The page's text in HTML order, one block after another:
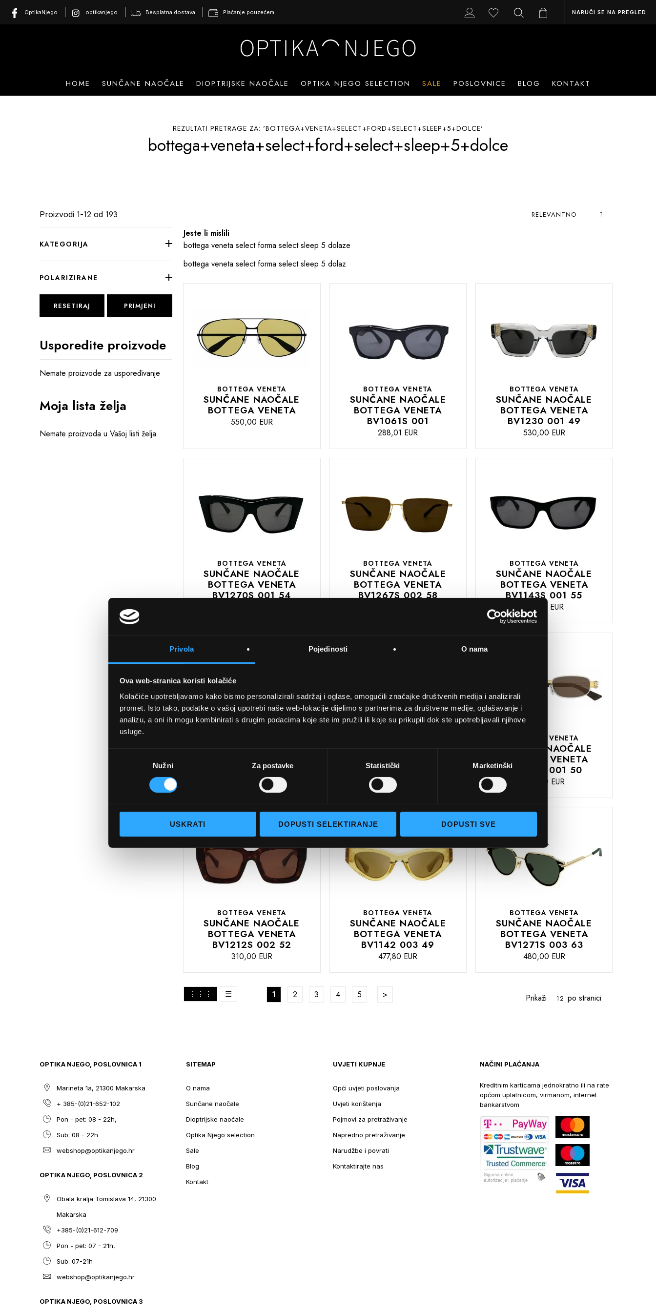
Privola Pojedinosti O nama
Ova web-stranica koristi kolačiće
Kolačiće upotrebljavamo kako bismo personalizirali sadržaj i oglase, omogućili značajke društvenih medija i analizirali
promet. Isto tako, podatke o vašoj upotrebi naše web-lokacije dijelimo s partnerima za društvene medije, oglašavanje i
analizu, a oni ih mogu kombinirati s drugim podacima koje ste im pružili ili koje su prikupili dok ste upotrebljavali njihove
usluge.
Nužni Za postavke Statistički Marketinški
USKRATI DOPUSTI SELEKTIRANJE DOPUSTI SVE
OptikaNjego optikanjego Besplatna dostava Plaćanje pouzećem NARUČI SE NA PREGLED
HOME SUNČANE NAOČALE DIOPTRIJSKE NAOČALE OPTIKA NJEGO SELECTION SALE POSLOVNICE BLOG KONTAKT
REZULTATI PRETRAGE ZA: 'BOTTEGA+VENETA+SELECT+FORD+SELECT+SLEEP+5+DOLCE'
bottega+veneta+select+ford+select+sleep+5+dolce
Proizvodi 1-12 od 193 Sortiraj
Jeste li mislili
bottega veneta select forma select sleep 5 dolaze
bottega veneta select forma select sleep 5 dolaz
BOTTEGA VENETA
SUNČANE NAOČALE
BOTTEGA VENETA
550,00 EUR
DODAJTE
U
BOTTEGA VENETA
SUNČANE NAOČALE
BOTTEGA VENETA
BV1061S 001
288,01 EUR
DODAJTE
BOTTEGA VENETA
SUNČANE NAOČALE
BOTTEGA VENETA
BV1230 001 49
530,00 EUR
DODAJTE
BOTTEGA VENETA
SUNČANE NAOČALE
BOTTEGA VENETA
BV1270S 001 54
KOŠARICU
BOTTEGA VENETA
SUNČANE NAOČALE
BOTTEGA VENETA
BV1267S 002 58
KOŠARICU
BOTTEGA VENETA
SUNČANE NAOČALE
BOTTEGA VENETA
BV1143S 001 55
361,01 EUR
KOŠARICU
BV1305 002 64
480,00 EUR
KOŠARICU
BOTTEGA VENETA
BV1281S 001 99
420,00 EUR
KOŠARICU
BOTTEGA VENETA
SUNČANE NAOČALE
BOTTEGA VENETA
BV1381S 001 50
410,00 EUR
KOŠARICU
BOTTEGA VENETA
SUNČANE NAOČALE
BOTTEGA VENETA
BV1212S 002 52
310,00 EUR
KOŠARICU
BOTTEGA VENETA
SUNČANE NAOČALE
BOTTEGA VENETA
BV1142 003 49
477,80 EUR
KOŠARICU
BOTTEGA VENETA
SUNČANE NAOČALE
BOTTEGA VENETA
BV1271S 003 63
480,00 EUR
Pogledajte
kao
Mreža StranicaTrenutno pregledavate stranicu
1 Stranica
2 Stranica
3 Stranica
4 Stranica
5 Prikaži po stranici
KATEGORIJA
POLARIZIRANE
RESETIRAJ PRIMJENI
Usporedite proizvode
Nemate proizvode za uspoređivanje
Moja lista želja
Nemate proizvoda u Vašoj listi želja
OPTIKA NJEGO, POSLOVNICA 1
Marineta 1a, 21300 Makarska
+ 385-(0)21-652-102
Pon - pet: 08 - 22h,
Sub: 08 - 22h
webshop@optikanjego.hr
OPTIKA NJEGO, POSLOVNICA 2
Obala kralja Tomislava 14, 21300
Makarska
+385-(0)21-612-709
Pon - pet: 07 - 21h,
Sub: 07-21h
webshop@optikanjego.hr
OPTIKA NJEGO, POSLOVNICA 3
SITEMAP
O nama
Sunčane naočale
Dioptrijske naočale
Optika Njego selection
Sale
Blog
Kontakt
UVJETI KUPNJE
Opći uvjeti poslovanja
Uvjeti korištenja
Pojmovi za pretraživanje
Napredno pretraživanje
Narudžbe i povrati
Kontaktirajte nas
NAČINI PLAĆANJA
Kreditnim karticama jednokratno ili na rate
općom uplatnicom, virmanom, internet
bankarstvom